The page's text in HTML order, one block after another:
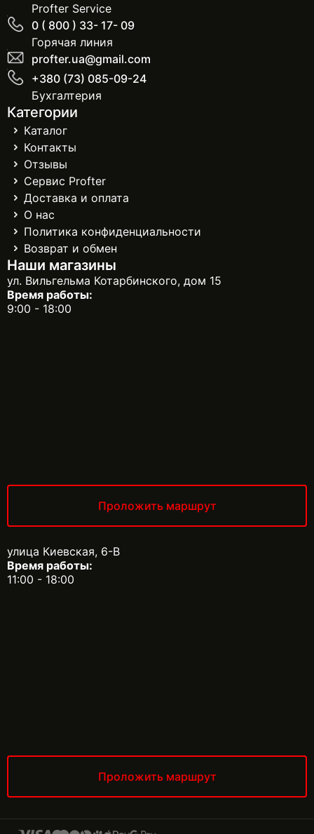
Profter Service
0 ( 800 ) 33- 17- 09
Горячая линия
profter.ua@gmail.com
+380 (73) 085-09-24
Бухгалтерия
Категории
Каталог
Контакты
Отзывы
Сервис Profter
Доставка и оплата
О нас
Политика конфиденциальности
Возврат и обмен
Наши магазины
ул. Вильгельма Котарбинского, дом 15
Время работы:
9:00 - 18:00
Проложить маршрут
улица Киевская, 6-В
Время работы:
11:00 - 18:00
Проложить маршрут